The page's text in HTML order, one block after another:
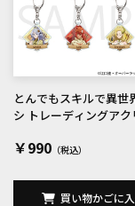
とんでもスキルで異世
シ トレーディングアク
￥990
買い物かごに